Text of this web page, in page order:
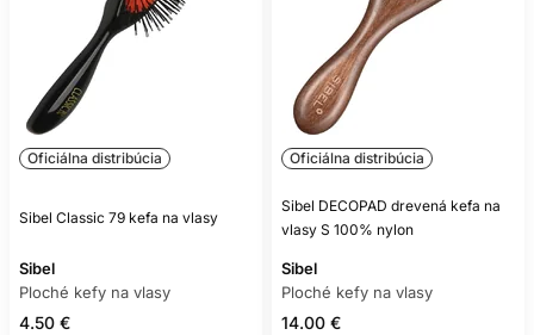
Oficiálna distribúcia
Sibel Classic 79 kefa na vlasy
Sibel
Ploché kefy na vlasy
4.50 €
Oficiálna distribúcia
Sibel DECOPAD drevená kefa na
vlasy S 100% nylon
Sibel
Ploché kefy na vlasy
14.00 €